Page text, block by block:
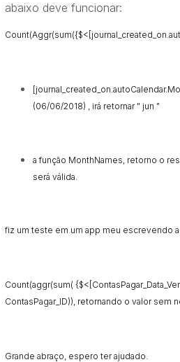
abaixo deve funcionar:
(06/06/2018) , irá retornar " jun "
a função MonthNames, retorno o
será válida.
fiz um teste em um app meu escrevendo
Count(aggr(sum(
ContasPagar_ID)), retornando o valor sem
Grande abraço, espero ter ajudado.